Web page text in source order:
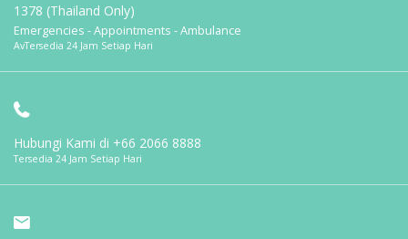
1378 (Thailand Only)
Emergencies - Appointments - Ambulance
AvTersedia 24 Jam Setiap Hari
Hubungi Kami di +66 2066 8888
Tersedia 24 Jam Setiap Hari